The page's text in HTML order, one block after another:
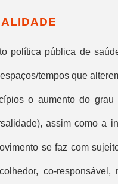
política pública de
tempos que
o aumento do
assim como a
se faz com
co-